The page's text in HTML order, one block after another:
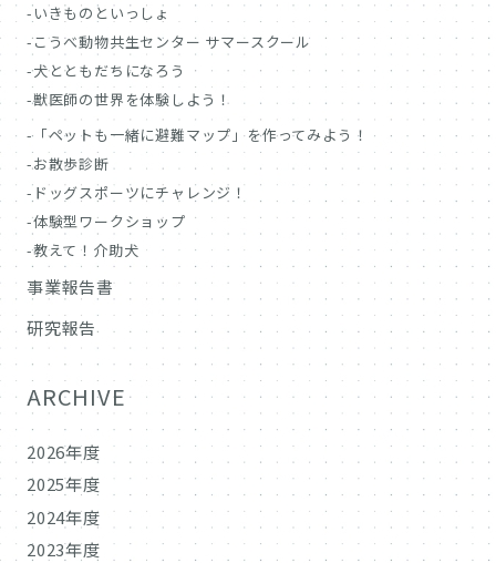
いきものといっしょ
こうべ動物共生センター サマースクール
犬とともだちになろう
獣医師の世界を体験しよう！
「ペットも一緒に避難マップ」を作ってみよう！
お散歩診断
ドッグスポーツにチャレンジ！
体験型ワークショップ
教えて！介助犬
事業報告書
研究報告
ARCHIVE
2026年度
2025年度
2024年度
2023年度